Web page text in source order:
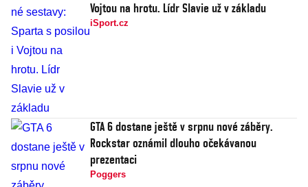
Vojtou na hrotu. Lídr Slavie už v základu
iSport.cz
GTA 6 dostane ještě v srpnu nové záběry.
Rockstar oznámil dlouho očekávanou
prezentaci
Poggers